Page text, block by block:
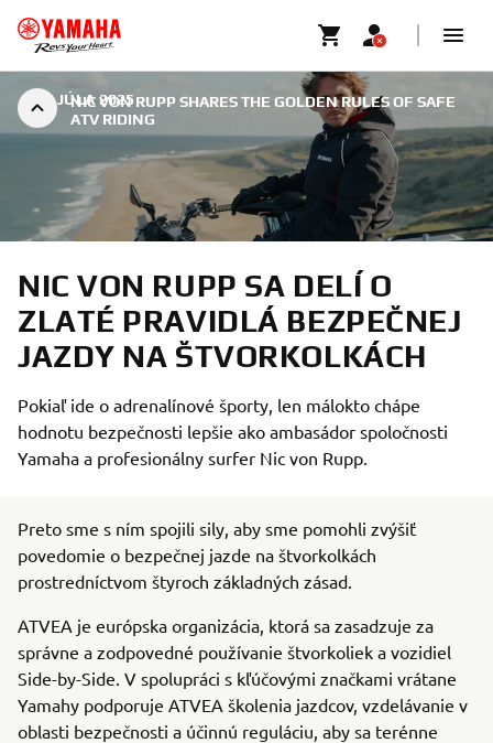
NIC VON RUPP SHARES THE GOLDEN RULES OF SAFE
ATV RIDING
1. JÚLA 2025
NIC VON RUPP SA DELÍ O
ZLATÉ PRAVIDLÁ BEZPEČNEJ
JAZDY NA ŠTVORKOLKÁCH
Pokiaľ ide o adrenalínové športy, len málokto chápe
hodnotu bezpečnosti lepšie ako ambasádor spoločnosti
Yamaha a profesionálny surfer Nic von Rupp.
Preto sme s ním spojili sily, aby sme pomohli zvýšiť
povedomie o bezpečnej jazde na štvorkolkách
prostredníctvom štyroch základných zásad.
ATVEA je európska organizácia, ktorá sa zasadzuje za
správne a zodpovedné používanie štvorkoliek a vozidiel
Side-by-Side. V spolupráci s kľúčovými značkami vrátane
Yamahy podporuje ATVEA školenia jazdcov, vzdelávanie v
oblasti bezpečnosti a účinnú reguláciu, aby sa terénne